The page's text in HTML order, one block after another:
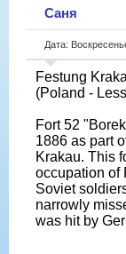
Саня
Дата:
Festung
(Poland -
Fort 52
1886 as part
Krakau. This
occupation of
Soviet
narrowly
was hit by